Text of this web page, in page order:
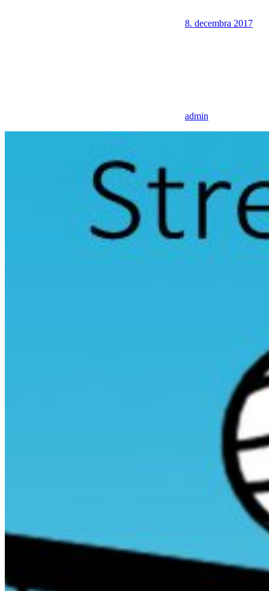
8. decembra 2017
admin